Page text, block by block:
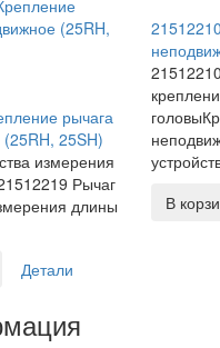
рычага
25SH)
измерения
Рычаг
длины
Детали
В